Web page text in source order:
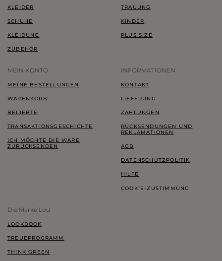
KLEIDER
SCHUHE
KLEIDUNG
ZUBEHÖR
TRAUUNG
KINDER
PLUS SIZE
MEIN KONTO
MEINE BESTELLUNGEN
WARENKORB
BELIEBTE
TRANSAKTIONSGESCHICHTE
ICH MÖCHTE DIE WARE
ZURÜCKSENDEN
INFORMATIONEN
KONTAKT
LIEFERUNG
ZAHLUNGEN
RÜCKSENDUNGEN UND
REKLAMATIONEN
AGB
DATENSCHUTZPOLITIK
HILFE
COOKIE-ZUSTIMMUNG
Die Marke Lou
LOOKBOOK
TREUEPROGRAMM
THINK GREEN